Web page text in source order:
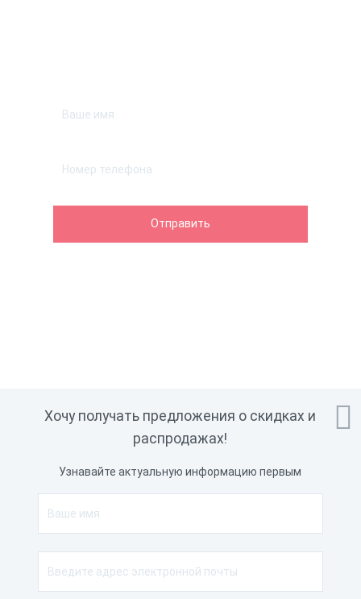

Хочу получать предложения о скидках и
распродажах!
Узнавайте актуальную информацию первым